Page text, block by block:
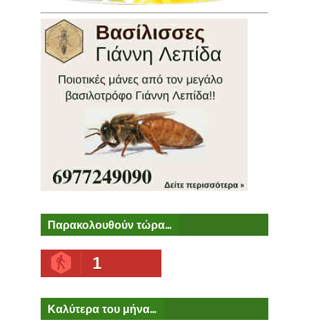
Παρακολουθούν τώρα...
1
Καλύτερα του μήνα...